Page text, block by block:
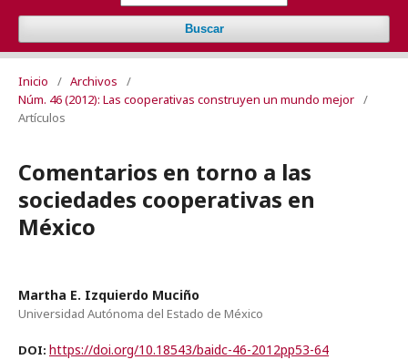
Buscar
Inicio / Archivos
/
Núm. 46 (2012): Las cooperativas construyen un mundo mejor /
Artículos
Comentarios en torno a las
sociedades cooperativas en
México
Martha E. Izquierdo Muciño
Universidad Autónoma del Estado de México
DOI: https://doi.org/10.18543/baidc-46-2012pp53-64